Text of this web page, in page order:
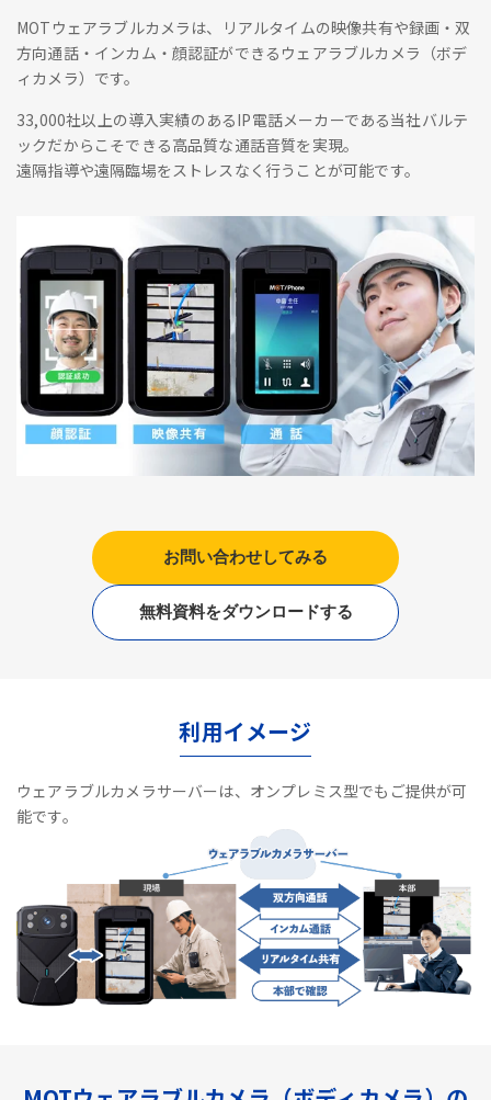
MOTウェアラブルカメラは、リアルタイムの映像共有や録画・双
方向通話・インカム・顔認証ができるウェアラブルカメラ（ボデ
ィカメラ）です。
33,000社以上の導入実績のあるIP電話メーカーである当社バルテ
ックだからこそできる高品質な通話音質を実現。
遠隔指導や遠隔臨場をストレスなく行うことが可能です。
お問い合わせしてみる
無料資料をダウンロードする
利用イメージ
ウェアラブルカメラサーバーは、オンプレミス型でもご提供が可
能です。